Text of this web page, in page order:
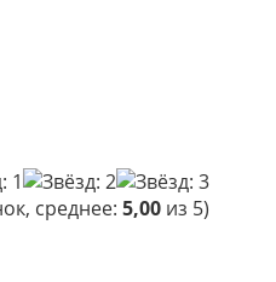
среднее: 5,00 из 5)